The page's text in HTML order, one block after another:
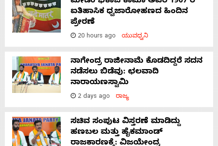
ಐತಿಹಾಸಿಕ ಧ್ವಜಾರೋಹಣದ ಹಿಂದಿನ
ಪ್ರೇರಣೆ
20 hours ago ಯುವಧ್ವನಿ
ನಾಗೇಂದ್ರ ರಾಜೀನಾಮೆ ಕೊಡದಿದ್ದರೆ ಸದನ
ನಡೆಸಲು ಬಿಡೆವು: ಛಲವಾದಿ
ನಾರಾಯಣಸ್ವಾಮಿ
2 days ago ರಾಜ್ಯ
ಸಚಿವ ಸಂಪುಟ ವಿಸ್ತರಣೆ ಮಾಡಿದ್ದು
ಹಣಬಲ ಮತ್ತು ಹೈಕಮಾಂಡ್
ರಾಜಕಾರಣಕ್ಕೆ: ವಿಜಯೇಂದ್ರ